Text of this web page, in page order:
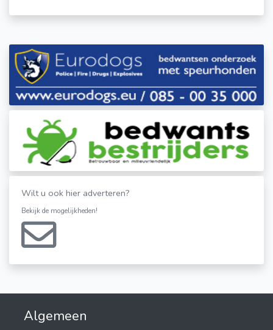
Wilt u ook hier adverteren?
Bekijk de mogelijkheden!
Algemeen